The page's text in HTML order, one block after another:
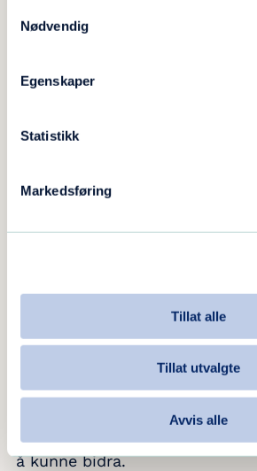
Nødvendig
Egenskaper
Statistikk
Markedsføring
Tillat alle
Tillat utvalgte
Avvis alle
Hva gir det deg tilbake å være
å kunne bidra.